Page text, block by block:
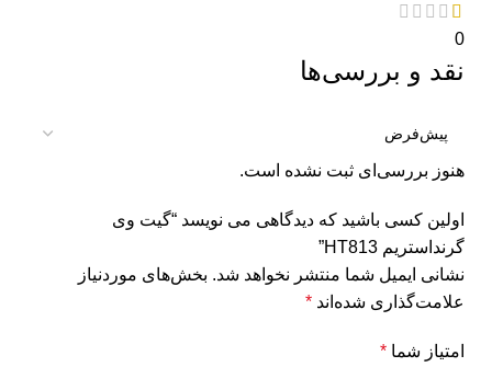
0
نقد و بررسی‌ها
هنوز بررسی‌ای ثبت نشده است.
اولین کسی باشید که دیدگاهی می نویسد “گیت وی
گرنداستریم HT813”
نشانی ایمیل شما منتشر نخواهد شد. بخش‌های موردنیاز
علامت‌گذاری شده‌اند *
امتیاز شما *